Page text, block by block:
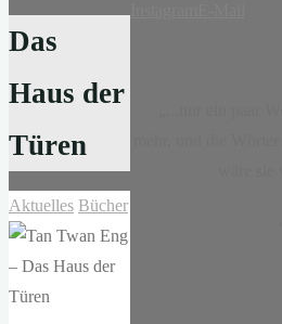
Das
Haus der
Türen
Aktuelles Bücher